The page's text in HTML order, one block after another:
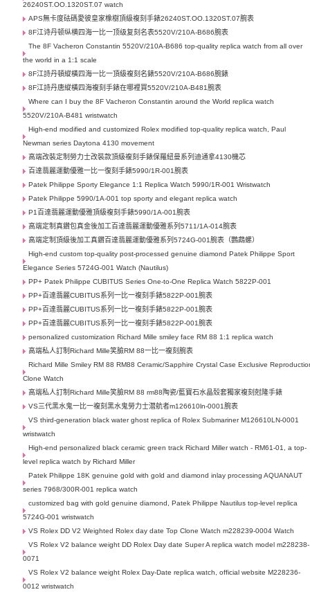
26240ST.OO.1320ST.07 watch
APS無卡度砝碼愛彼皇家橡樹頂級複刻手錶26240ST.OO.1320ST.07腕表
8F江诗丹顿纵横四海一比一顶级复刻名表5520V/210A-B686腕表
The 8F Vacheron Constantin 5520V/210A-B686 top-quality replica watch from all over
the world in a 1:1 scale
8F江詩丹頓縱橫四海一比一頂級複刻名錶5520V/210A-B686腕錶
8F江詩丹唐縱橫四海複刻手錶在哪裡買5520V/210A-B481腕表
Where can I buy the 8F Vacheron Constantin around the World replica watch
5520V/210A-B481 wristwatch
High-end modified and customized Rolex modified top-quality replica watch, Paul
Newman series Daytona 4130 movement
高端改裝定制勞力士​改裝款頂級複刻手錶保羅紐曼系列迪通拿4130機芯
百達翡麗運動優雅一比一復刻手錶5990/1R-001腕表
Patek Philippe Sporty Elegance 1:1 Replica Watch 5990/1R-001 Wristwatch
Patek Philippe 5990/1A-001 top sporty and elegant replica watch
P1百達翡麗運動優雅頂級複刻手錶5990/1A-001腕表
高端定制真鑽包真金後加工百達翡麗運動優雅系列5711/1A-014腕表
高端定制頂級後加工真鑽百達翡麗運動優雅系列5724G-001腕表（鸚鵡螺）
High-end custom top-quality post-processed genuine diamond Patek Philippe Sport
Elegance Series 5724G-001 Watch (Nautilus)
PP+ Patek Philippe CUBITUS Series One-to-One Replica Watch 5822P-001
PP+百達翡麗CUBITUS系列一比一複刻手錶5822P-001腕表
PP+百達翡麗CUBITUS系列一比一複刻手錶5822P-001腕表
PP+百達翡麗CUBITUS系列一比一複刻手錶5822P-001腕表
personalized customization Richard Mille smiley face RM 88 1:1 replica watch
高端私人訂制Richard Mille笑臉RM 88一比一複刻腕表
Richard Mille Smiley RM 88 RM88 Ceramic/Sapphire Crystal Case Exclusive
Clone Watch
高端私人訂制Richard Mille笑臉RM 88 rm88陶瓷/藍寶石水晶殼套獨家複刻尅隆手錶
VS三代黑水鬼一比一複刻黑水鬼勞力士潜航者m126610ln-0001腕表
VS third-generation black water ghost replica of Rolex Submariner M126610LN-0001
wristwatch
High-end personalized black ceramic green track Richard Miller watch - RM61-01, a top-
level replica watch by Richard Miller
Patek Philippe 18K genuine gold with gold and diamond inlay processing AQUANAUT
series 7968/300R-001 replica watch
customized bag with gold genuine diamond, Patek Philippe Nautilus top-level replica
5724G-001 wristwatch
VS Rolex DD V2 Weighted Rolex day date Top Clone Watch m228239-0004 Watch
VS Rolex V2 balance weight DD Rolex Day date Super A replica watch model m228238-
0071
VS Rolex V2 balance weight Rolex Day-Date replica watch, official website M228236-
0012 wristwatch